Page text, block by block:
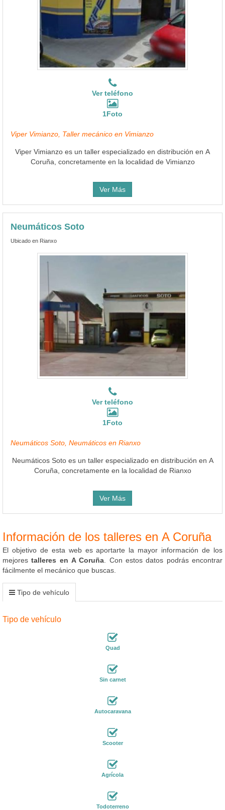
Ver teléfono
1Foto
Viper Vimianzo, Taller mecánico en Vimianzo
Viper Vimianzo es un taller especializado en distribución en A
Coruña, concretamente en la localidad de Vimianzo
Ver Más
Neumáticos Soto
Ubicado en Rianxo
Ver teléfono
1Foto
Neumáticos Soto, Neumáticos en Rianxo
Neumáticos Soto es un taller especializado en distribución en A
Coruña, concretamente en la localidad de Rianxo
Ver Más
Información de los talleres en A Coruña
El objetivo de esta web es aportarte la mayor información de los
mejorestalleres en A Coruña . Con estos datos podrás encontrar
fácilmente el mecánico que buscas.
Tipo de vehículo
Tipo de vehículo
Quad
Sin carnet
Autocaravana
Scooter
Agrícola
Todoterreno